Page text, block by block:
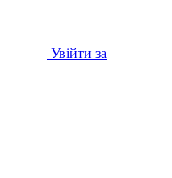
Увійти за